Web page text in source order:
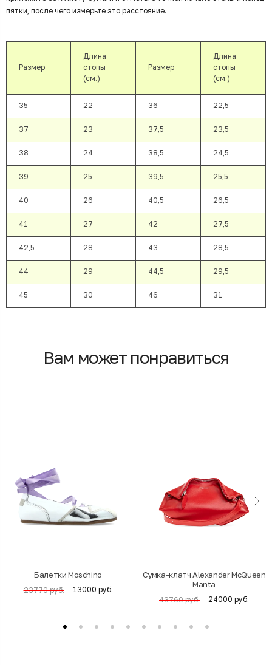
пятки, после чего измерьте это расстояние.
Размер
Длина
стопы
(см.)
Размер
Длина
стопы
(см.)
35 22 36 22,5
37 23 37,5 23,5
38 24 38,5 24,5
39 25 39,5 25,5
40 26 40,5 26,5
41 27 42 27,5
42,5 28 43 28,5
44 29 44,5 29,5
45 30 46 31
Вам может понравиться
Балетки Moschino
23770 руб. 13000 руб.
Cумка-клатч Alexander McQueen
Manta
43760 руб. 24000 руб.